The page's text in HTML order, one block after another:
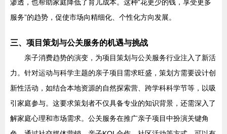
渗透，也帮助家庭降低了育儿成本。这种“花更少的钱，享受更多
服务”的趋势，促使市场向精细化、个性化方向发展。
三、项目策划与公关服务的机遇与挑战
亲子消费趋势的演变，为项目策划与公关服务行业注入了新活
力。针对运动与科学主题的亲子项目需求旺盛，策划方需要设计创
新性活动，如结合本地资源的自然探索营、跨学科科学节等，以吸
引家庭参与。这要求策划者不仅具备专业的知识背景，还需深入了
解家庭心理和市场需求。公关服务在推广亲子项目中扮演关键角